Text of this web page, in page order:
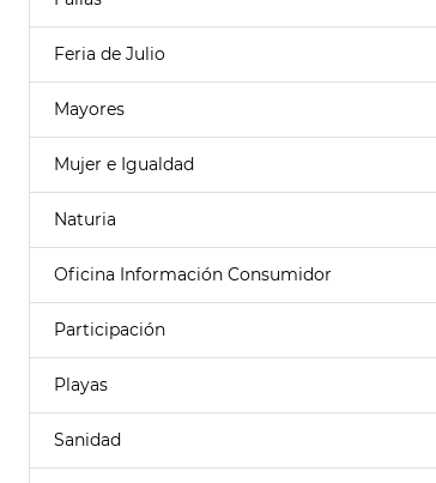
Feria de Julio
Mayores
Mujer e Igualdad
Naturia
Oficina Información Consumidor
Participación
Playas
Sanidad